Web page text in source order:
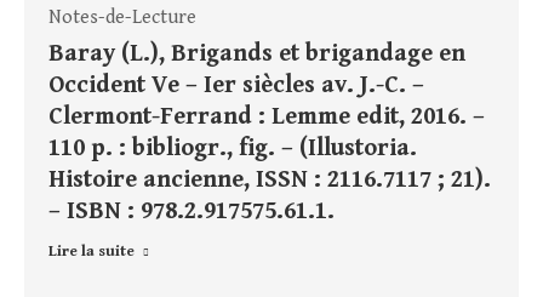
Notes-de-Lecture
Baray (L.), Brigands et brigandage en
Occident Ve – Ier siècles av. J.-C. –
Clermont-Ferrand : Lemme edit, 2016. –
110 p. : bibliogr., fig. – (Illustoria.
Histoire ancienne, ISSN : 2116.7117 ; 21).
– ISBN : 978.2.917575.61.1.
Lire la suite